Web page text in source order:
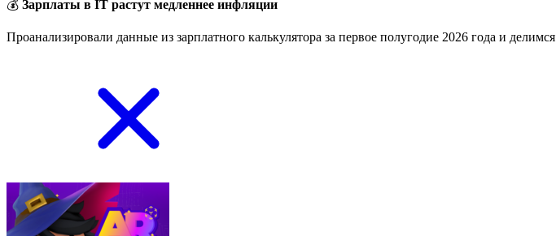
💰 Зарплаты в IT растут медленнее инфляции
Проанализировали данные из зарплатного калькулятора за первое полугодие 2026 года и делимся